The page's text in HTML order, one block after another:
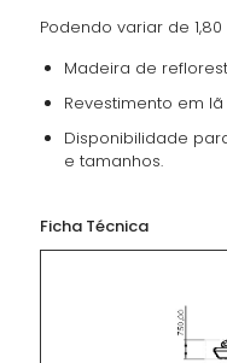
Podendo variar de 1,80
Madeira de
Revestimento em lã
Disponibilidade
e tamanhos.
Ficha Técnica